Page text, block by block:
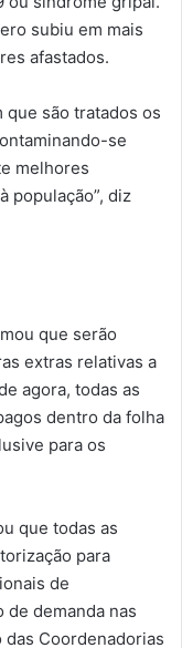
subiu em mais
afastados.
que são tratados os
se
melhores
população”, diz
que serão
extras relativas a
agora, todas as
dentro da folha
para os
que todas as
para
de
de demanda nas
das Coordenadorias